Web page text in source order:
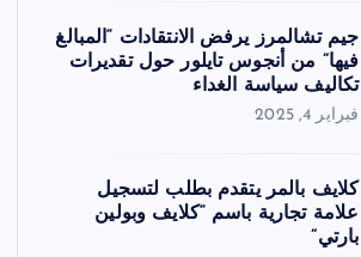
جيم تشالمرز يرفض الانتقادات “المبالغ
فيها” من أنجوس تايلور حول تقديرات
تكاليف سياسة الغداء
فبراير 4, 2025
كلايف بالمر يتقدم بطلب لتسجيل
علامة تجارية باسم “كلايف وبولين
بارتي”